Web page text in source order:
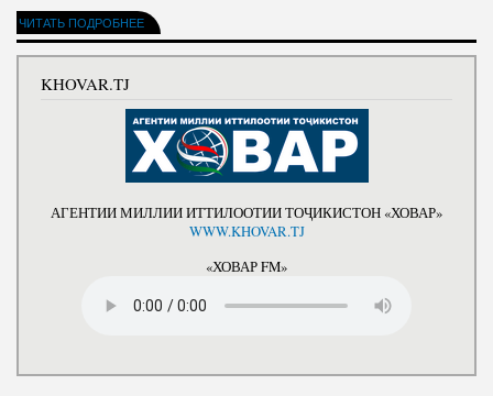
ЧИТАТЬ ПОДРОБНЕЕ
KHOVAR.TJ
АГЕНТИИ МИЛЛИИ ИТТИЛООТИИ ТОҶИКИСТОН «ХОВАР»
WWW.KHOVAR.TJ
«ХОВАР FM»